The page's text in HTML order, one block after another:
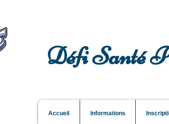
Défi Santé
Accueil Informations